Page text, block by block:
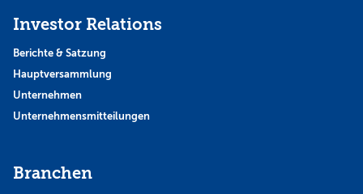
Investor Relations
Berichte & Satzung
Hauptversammlung
Unternehmen
Unternehmensmitteilungen
Branchen